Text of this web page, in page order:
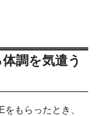
調を気遣う
もらったとき、